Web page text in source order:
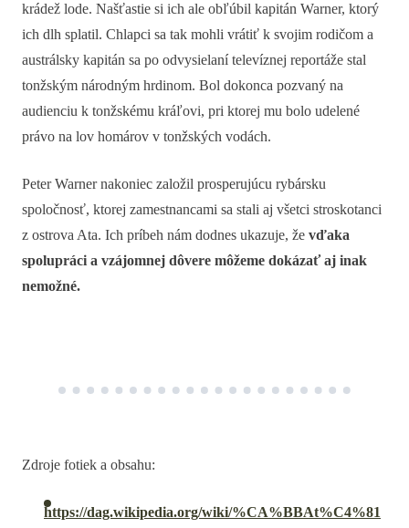
krádež lode. Našťastie si ich ale obľúbil kapitán Warner, ktorý
ich dlh splatil. Chlapci sa tak mohli vrátiť k svojim rodičom a
austrálsky kapitán sa po odvysielaní televíznej reportáže stal
tonžským národným hrdinom. Bol dokonca pozvaný na
audienciu k tonžskému kráľovi, pri ktorej mu bolo udelené
právo na lov homárov v tonžských vodách.
Peter Warner nakoniec založil prosperujúcu rybársku
spoločnosť, ktorej zamestnancami sa stali aj všetci stroskotanci
z ostrova Ata. Ich príbeh nám dodnes ukazuje, že vďaka
spolupráci a vzájomnej dôvere môžeme dokázať aj inak
nemožné.
Zdroje fotiek a obsahu:
https://dag.wikipedia.org/wiki/%CA%BBAt%C4%81